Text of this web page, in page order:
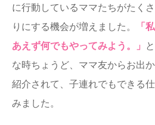
に行動しているママたちがたく
りにする機会が増えました。
「
あえず何でもやってみよう。」
な時ちょうど、ママ友からお出
紹介されて、子連れでもできる
みました。